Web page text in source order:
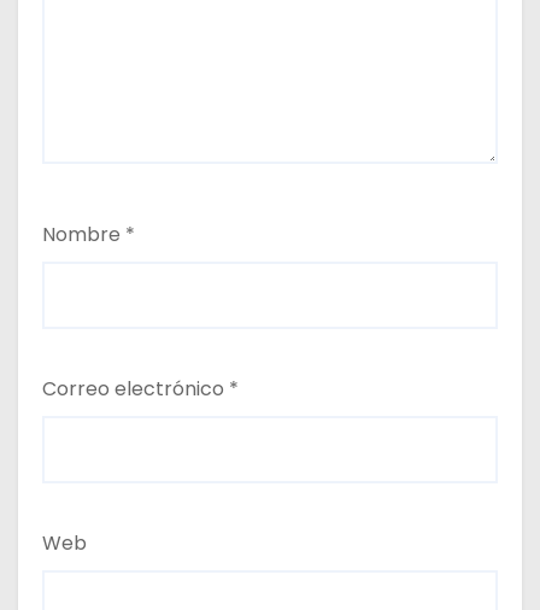
Nombre *
Correo electrónico *
Web